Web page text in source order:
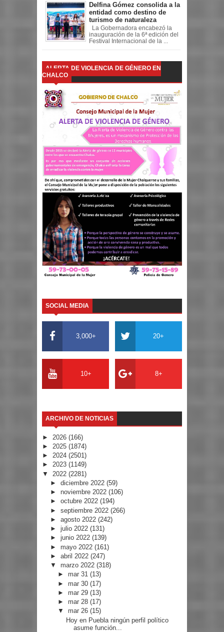
Delfina Gómez consolida a la
entidad como destino de
turismo de naturaleza
La Gobernadora encabezó la
inauguración de la 6ª edición del
Festival Internacional de la ...
ALERTA DE VIOLENCIA DE GÉNERO EN
CHALCO
SOCIAL MEDIA
3,000+ 20+
10+ 8+
ARCHIVO DE NOTICIAS
► 2026 (166)
► 2025 (1874)
► 2024 (2501)
► 2023 (1149)
▼ 2022 (2281)
► diciembre 2022 (59)
► noviembre 2022 (106)
► octubre 2022 (194)
► septiembre 2022 (266)
► agosto 2022 (242)
► julio 2022 (131)
► junio 2022 (139)
► mayo 2022 (161)
► abril 2022 (247)
▼ marzo 2022 (318)
► mar 31(13)
► mar 30(17)
► mar 29(13)
► mar 28(17)
▼ mar 26(15)
Hoy en Puebla ningún perfil político
asume función...